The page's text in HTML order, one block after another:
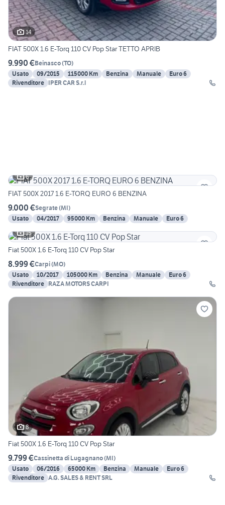
14
FIAT 500X 1.6 E-Torq 110 CV Pop Star TETTO APRIB
9.990 €Beinasco(TO)
Usato
09/2015 115000 Km Benzina Manuale
Euro 6
Rivenditore IPER CAR S.r.l
6
FIAT 500X 2017 1.6 E-TORQ EURO 6 BENZINA
9.000 €Segrate(MI)
Usato
04/2017 95000 Km Benzina Manuale
Euro 6
15
Fiat 500X 1.6 E-Torq 110 CV Pop Star
8.999 €Carpi(MO)
Usato
10/2017 105000 Km Benzina Manuale
Euro 6
Rivenditore RAZA MOTORS CARPI
8
Fiat 500X 1.6 E-Torq 110 CV Pop Star
9.799 €Cassinetta di Lugagnano(MI)
Usato
06/2016 65000 Km Benzina Manuale
Euro 6
Rivenditore A.G. SALES & RENT SRL